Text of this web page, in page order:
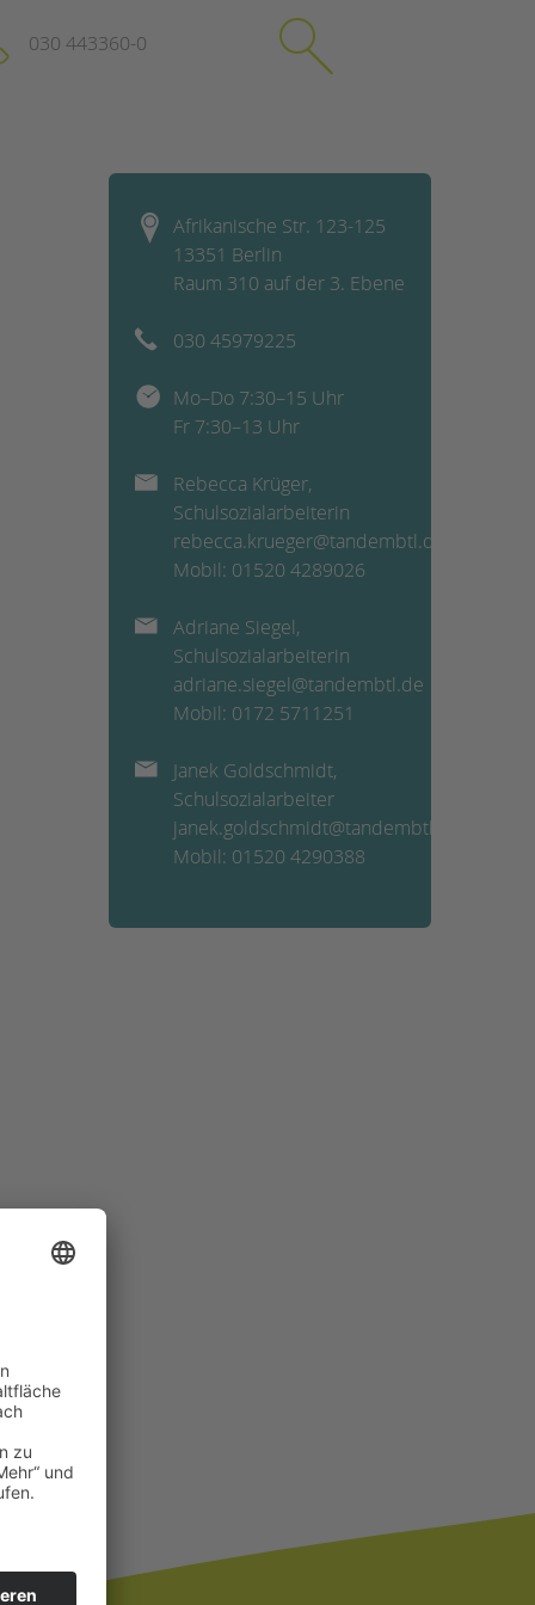
Impressum
Hinweisgebersystem
Intranet
schließen
030 443360-0
Suchen
Afrikanische Str. 123-125
13351 Berlin
Raum 310 auf der 3. Ebene
030 45979225
Mo–Do 7:30–15 Uhr
Fr 7:30–13 Uhr
Rebecca Krüger,
Schulsozialarbeiterin
rebecca.krueger@tandembtl.de
Mobil: 01520 4289026
Adriane Siegel,
Schulsozialarbeiterin
adriane.siegel@tandembtl.de
Mobil: 0172 5711251
Janek Goldschmidt,
Schulsozialarbeiter
janek.goldschmidt@tandembtl.de
Mobil: 01520 4290388